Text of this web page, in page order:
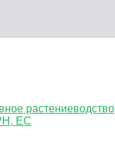
растениеводство
EC